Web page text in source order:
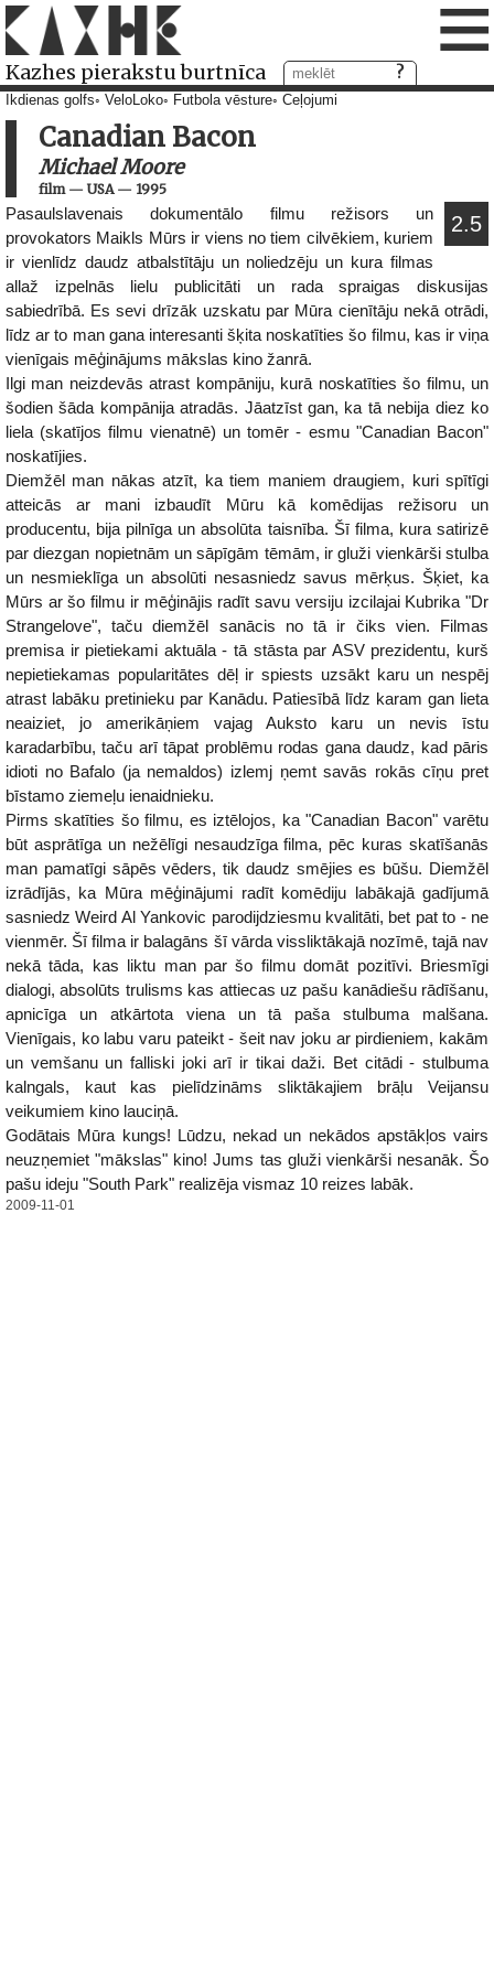
Kazhes pierakstu burtnīca ≡
Ikdienas golfs VeloLoko Futbola vēsture Ceļojumi
Canadian Bacon
Michael Moore
film— USA— 1995
2.5
Pasaulslavenais dokumentālo filmu režisors un
provokators Maikls Mūrs ir viens no tiem cilvēkiem, kuriem
ir vienlīdz daudz atbalstītāju un noliedzēju un kura filmas
allaž izpelnās lielu publicitāti un rada spraigas diskusijas
sabiedrībā. Es sevi drīzāk uzskatu par Mūra cienītāju nekā otrādi,
līdz ar to man gana interesanti šķita noskatīties šo filmu, kas ir viņa
vienīgais mēģinājums mākslas kino žanrā.
Ilgi man neizdevās atrast kompāniju, kurā noskatīties šo filmu, un
šodien šāda kompānija atradās. Jāatzīst gan, ka tā nebija diez ko
liela (skatījos filmu vienatnē) un tomēr - esmu "Canadian Bacon"
noskatījies.
Diemžēl man nākas atzīt, ka tiem maniem draugiem, kuri spītīgi
atteicās ar mani izbaudīt Mūru kā komēdijas režisoru un
producentu, bija pilnīga un absolūta taisnība. Šī filma, kura satirizē
par diezgan nopietnām un sāpīgām tēmām, ir gluži vienkārši stulba
un nesmieklīga un absolūti nesasniedz savus mērķus. Šķiet, ka
Mūrs ar šo filmu ir mēģinājis radīt savu versiju izcilajai Kubrika "Dr
Strangelove", taču diemžēl sanācis no tā ir čiks vien. Filmas
premisa ir pietiekami aktuāla - tā stāsta par ASV prezidentu, kurš
nepietiekamas popularitātes dēļ ir spiests uzsākt karu un nespēj
atrast labāku pretinieku par Kanādu. Patiesībā līdz karam gan lieta
neaiziet, jo amerikāņiem vajag Auksto karu un nevis īstu
karadarbību, taču arī tāpat problēmu rodas gana daudz, kad pāris
idioti no Bafalo (ja nemaldos) izlemj ņemt savās rokās cīņu pret
bīstamo ziemeļu ienaidnieku.
Pirms skatīties šo filmu, es iztēlojos, ka "Canadian Bacon" varētu
būt asprātīga un nežēlīgi nesaudzīga filma, pēc kuras skatīšanās
man pamatīgi sāpēs vēders, tik daudz smējies es būšu. Diemžēl
izrādījās, ka Mūra mēģinājumi radīt komēdiju labākajā gadījumā
sasniedz Weird Al Yankovic parodijdziesmu kvalitāti, bet pat to - ne
vienmēr. Šī filma ir balagāns šī vārda vissliktākajā nozīmē, tajā nav
nekā tāda, kas liktu man par šo filmu domāt pozitīvi. Briesmīgi
dialogi, absolūts trulisms kas attiecas uz pašu kanādiešu rādīšanu,
apnicīga un atkārtota viena un tā paša stulbuma malšana.
Vienīgais, ko labu varu pateikt - šeit nav joku ar pirdieniem, kakām
un vemšanu un falliski joki arī ir tikai daži. Bet citādi - stulbuma
kalngals, kaut kas pielīdzināms sliktākajiem brāļu Veijansu
veikumiem kino lauciņā.
Godātais Mūra kungs! Lūdzu, nekad un nekādos apstākļos vairs
neuzņemiet "mākslas" kino! Jums tas gluži vienkārši nesanāk. Šo
pašu ideju "South Park" realizēja vismaz 10 reizes labāk.
2009-11-01